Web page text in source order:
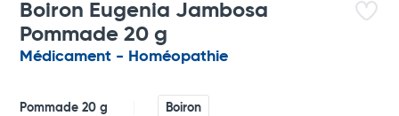
Boiron Eugenia Jambosa
Pommade 20 g
Médicament - Homéopathie
Pommade 20 g Boiron